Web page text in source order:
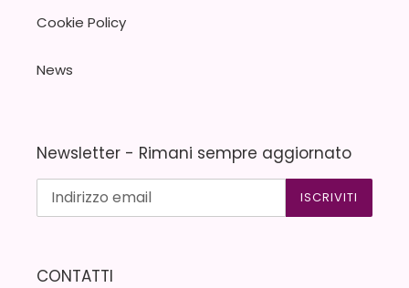
Cookie Policy
News
Newsletter - Rimani sempre aggiornato
ISCRIVITI
CONTATTI